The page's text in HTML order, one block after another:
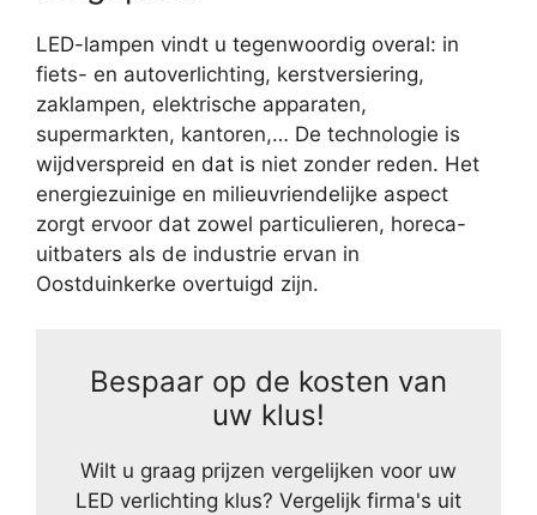
LED-lampen vindt u tegenwoordig overal: in
fiets- en autoverlichting, kerstversiering,
zaklampen, elektrische apparaten,
supermarkten, kantoren,… De technologie is
wijdverspreid en dat is niet zonder reden. Het
energiezuinige en milieuvriendelijke aspect
zorgt ervoor dat zowel particulieren, horeca-
uitbaters als de industrie ervan in
Oostduinkerke overtuigd zijn.
Bespaar op de kosten van
uw klus!
Wilt u graag prijzen vergelijken voor uw
LED verlichting klus? Vergelijk firma's uit